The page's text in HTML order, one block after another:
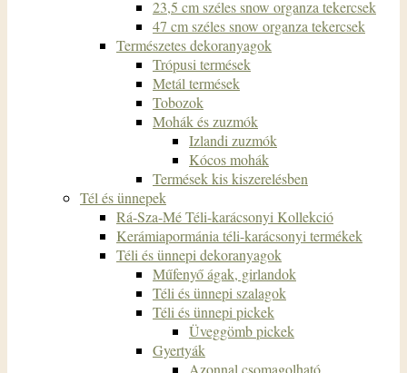
23,5 cm széles snow organza tekercsek
47 cm széles snow organza tekercsek
Természetes dekoranyagok
Trópusi termések
Metál termések
Tobozok
Mohák és zuzmók
Izlandi zuzmók
Kócos mohák
Termések kis kiszerelésben
Tél és ünnepek
Rá-Sza-Mé Téli-karácsonyi Kollekció
Kerámiapormánia téli-karácsonyi termékek
Téli és ünnepi dekoranyagok
Műfenyő ágak, girlandok
Téli és ünnepi szalagok
Téli és ünnepi pickek
Üveggömb pickek
Gyertyák
Azonnal csomagolható